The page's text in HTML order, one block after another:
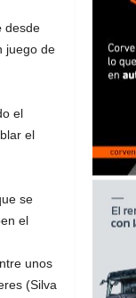
desde
juego de
el
el
se
el
unos
(Silva